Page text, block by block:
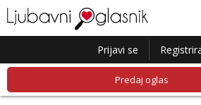
Prijavi se
Predaj oglas